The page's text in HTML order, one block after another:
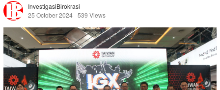
InvestigasiBirokrasi
25 October 2024 539 Views